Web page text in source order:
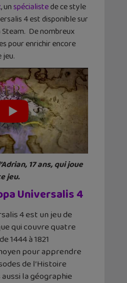
, unspécialistede ce style
4 est disponible sur
De nombreux
pour enrichir encore
jeu.
17 ans, qui joue
jeu.
Universalis 4
4 est un jeu de
qui couvre quatre
1444 à 1821
pour apprendre
de l’Histoire
la géographie